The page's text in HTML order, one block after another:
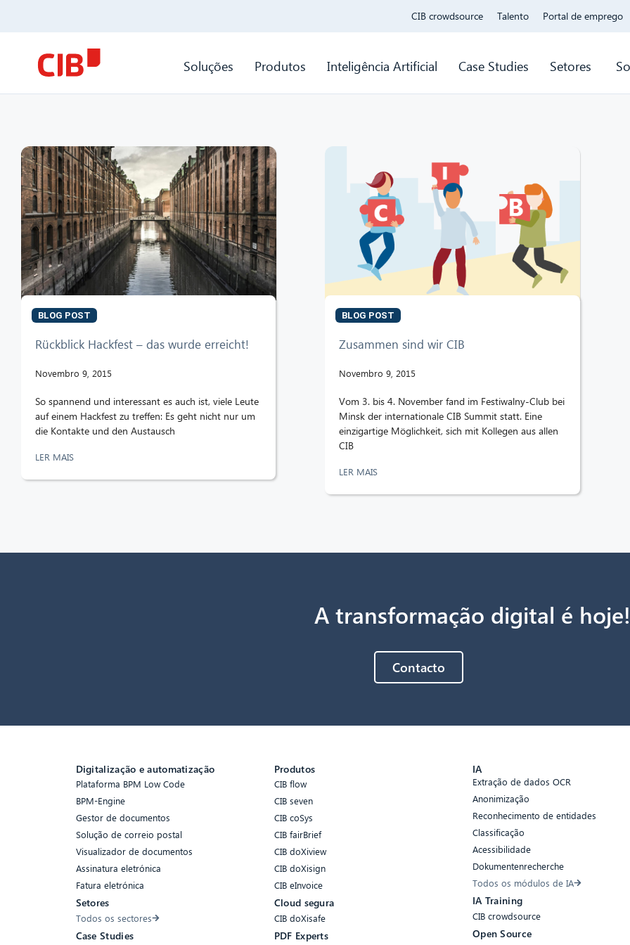
CIB crowdsource Talento Portal de emprego
Soluções Produtos Inteligência Artificial Case Studies Setores
BLOG POST
Rückblick Hackfest – das wurde erreicht!
Novembro 9, 2015
So spannend und interessant es auch ist, viele Leute
auf einem Hackfest zu treffen: Es geht nicht nur um
die Kontakte und den Austausch
LER MAIS
BLOG POST
Zusammen sind wir CIB
Novembro 9, 2015
Vom 3. bis 4. November fand im Festiwalny-Club bei
Minsk der internationale CIB Summit statt. Eine
einzigartige Möglichkeit, sich mit Kollegen aus allen
CIB
LER MAIS
A transformação digital é hoje!
Contacto
Digitalização e automatização
Plataforma BPM Low Code
BPM-Engine
Gestor de documentos
Solução de correio postal
Visualizador de documentos
Assinatura eletrónica
Fatura eletrónica
Setores
Todos os sectores
Case Studies
Produtos
CIB flow
CIB seven
CIB coSys
CIB fairBrief
CIB doXiview
CIB doXisign
CIB eInvoice
Cloud segura
CIB doXisafe
PDF Experts
IA
Extração de dados OCR
Anonimização
Reconhecimento de entidades
Classificação
Acessibilidade
Dokumentenrecherche
Todos os módulos de IA
IA Training
CIB crowdsource
Open Source